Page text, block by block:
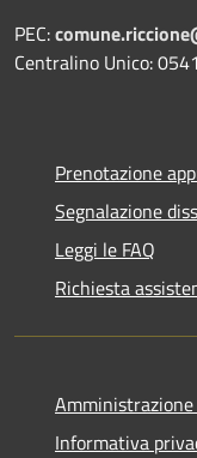
PEC:
Centralino Unico:
Prenotazione
Segnalazione
Leggi le FAQ
Richiesta
Informativa